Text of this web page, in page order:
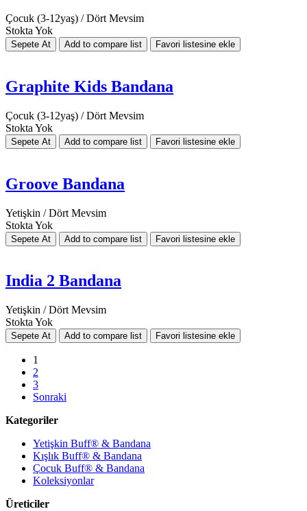
Çocuk (3-12yaş) / Dört Mevsim
Stokta Yok
Graphite Kids Bandana
Çocuk (3-12yaş) / Dört Mevsim
Stokta Yok
Groove Bandana
Yetişkin / Dört Mevsim
Stokta Yok
India 2 Bandana
Yetişkin / Dört Mevsim
Stokta Yok
1
2
3
Sonraki
Kategoriler
Yetişkin Buff® & Bandana
Kışlık Buff® & Bandana
Çocuk Buff® & Bandana
Koleksiyonlar
Üreticiler